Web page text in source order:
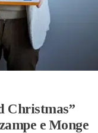
Christmas”
e Monge